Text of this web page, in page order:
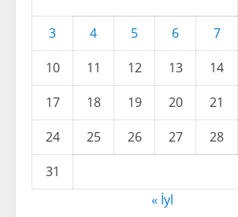
3
4 5 6 7
10
11 12 13 14
17
18 19 20 21
24
25 26 27 28
31
« İyl